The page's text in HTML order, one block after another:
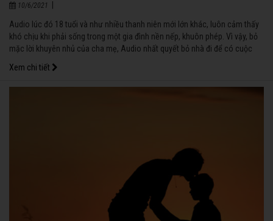
10/6/2021
Audio lúc đó 18 tuổi và như nhiều thanh niên mới lớn khác, luôn cảm thấy
khó chịu khi phải sống trong một gia đình nền nếp, khuôn phép. Vì vậy, bỏ
mặc lời khuyên nhủ của cha mẹ, Audio nhất quyết bỏ nhà đi để có cuộc
Xem chi tiết